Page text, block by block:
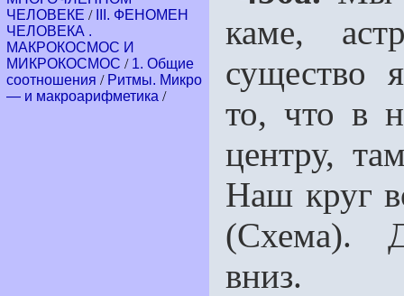
ЧЕЛОВЕКЕ /
III. ФЕНОМЕН
ЧЕЛОВЕКА .
МАКРОКОСМОС И
МИКРОКОСМОС / 1. Общие
соотношения / Ритмы. Микро
— и макроарифметика /
каме,
существо
то, что в
центру,
Наш круг
(Схема).
вниз.